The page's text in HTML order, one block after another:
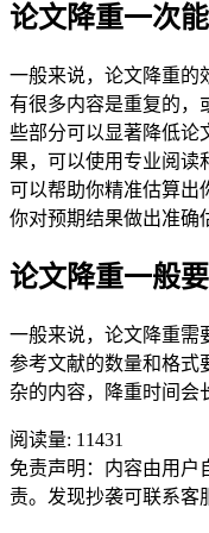
论文降重一次
一般来说，论文降重的
有很多内容是重复的，
些部分可以显著降低论
果，可以使用专业阅读
可以帮助你精准估算出
你对预期结果做出准确
论文降重一般
一般来说，论文降重需
参考文献的数量和格式
杂的内容，降重时间会
阅读量: 11431
免责声明：内容由用户
责。发现抄袭可联系客